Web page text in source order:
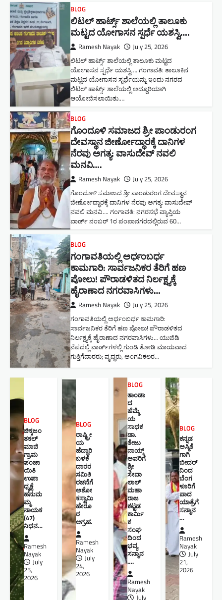
BLOG
ಲಿಟಲ್ ಹಾರ್ಟ್ಸ್ ಶಾಲೆಯಲ್ಲಿ ತಾಲೂಕು
ಮಟ್ಟದ ಯೋಗಾಸನ ಸ್ಪರ್ಧೆ ಯಶಸ್ವಿ….
Ramesh Nayak July 25, 2026
ಲಿಟಲ್ ಹಾರ್ಟ್ಸ್ ಶಾಲೆಯಲ್ಲಿ ತಾಲೂಕು ಮಟ್ಟದ
ಯೋಗಾಸನ ಸ್ಪರ್ಧೆ ಯಶಸ್ವಿ…. ಗಂಗಾವತಿ: ತಾಲೂಕಿನ
ಮಟ್ಟದ ಯೋಗಾಸನ ಸ್ಪರ್ಧೆಯನ್ನು ಇಂದು ನಗರದ
ಲಿಟಲ್ ಹಾರ್ಟ್ಸ್ ಶಾಲೆಯಲ್ಲಿ ಅದ್ದೂರಿಯಾಗಿ
ಆಯೋಜಿಸಲಾಯಿತು.…
BLOG
ಗೊಂದೂಳಿ ಸಮಾಜದ ಶ್ರೀ ಪಾಂಡುರಂಗ
ದೇವಸ್ಥಾನ ಜೀರ್ಣೋದ್ಧಾರಕ್ಕೆ ದಾನಿಗಳ
ನೆರವು ಅಗತ್ಯ: ವಾಸುದೇವ್ ನವಲಿ
ಮನವಿ​….
Ramesh Nayak July 25, 2026
ಗೊಂದೂಳಿ ಸಮಾಜದ ಶ್ರೀ ಪಾಂಡುರಂಗ ದೇವಸ್ಥಾನ
ಜೀರ್ಣೋದ್ಧಾರಕ್ಕೆ ದಾನಿಗಳ ನೆರವು ಅಗತ್ಯ: ವಾಸುದೇವ್
ನವಲಿ ಮನವಿ​…. ಗಂಗಾವತಿ: ​ನಗರಸಭೆ ವ್ಯಾಪ್ತಿಯ
ವಾರ್ಡ್ ನಂಬರ್ 1ರ ಪಂಪಾನಗರದಲ್ಲಿರುವ 60…
BLOG
ಗಂಗಾವತಿಯಲ್ಲಿ ಅರ್ಧಂಬರ್ಧ
ಕಾಮಗಾರಿ: ಸಾರ್ವಜನಿಕರ ತೆರಿಗೆ ಹಣ
ಪೋಲು! ಪೌರಾಡಳಿತದ ನಿರ್ಲಕ್ಷ್ಯಕ್ಕೆ
ಹೈರಾಣಾದ ನಗರವಾಸಿಗಳು​…
Ramesh Nayak July 25, 2026
ಗಂಗಾವತಿಯಲ್ಲಿ ಅರ್ಧಂಬರ್ಧ ಕಾಮಗಾರಿ:
ಸಾರ್ವಜನಿಕರ ತೆರಿಗೆ ಹಣ ಪೋಲು! ಪೌರಾಡಳಿತದ
ನಿರ್ಲಕ್ಷ್ಯಕ್ಕೆ ಹೈರಾಣಾದ ನಗರವಾಸಿಗಳು​… ಯುಜಿಡಿ
ನೆಪದಲ್ಲಿ ವಾರ್ಡ್‌ಗಳಲ್ಲಿ ಗುಂಡಿ ತೋಡಿ ಮಾಯವಾದ
ಗುತ್ತಿಗೆದಾರರು; ವೃದ್ಧರು, ಅಂಗವಿಕಲರ…
BLOG
ಚಿಕ್ಕಜಂ
ತಕಲ್
ಮಾಜಿ
ಗ್ರಾಮ
ಪಂಚಾ
ಯಿತಿ
ಉಪಾ
ಧ್ಯಕ್ಷೆ
ಹನುಮ
ಮ್ಮ
ನಾಯಕ
(47)
ನಿಧನ…
Ramesh
Nayak
July
25,
2026
BLOG
ರಾಷ್ಟ್ರೀ
ಯ
ಹೆದ್ದಾರಿ
ಬಳಕೆ
ದಾರರ
ಸಮಿತಿ
ರಚನೆಗೆ
ಅಶೋ
ಕಸ್ವಾಮಿ
ಹೇರೂ
ರ
ಆಗ್ರಹ.
Ramesh
Nayak
July
24,
2026
BLOG
ತಾಂಡಾ
ದ
ಹೆಮ್ಮೆ
ಯ
ಸಾಧಕ
ಡಾ.
ತೇಜು
ನಾಯ್ಕ್
ಅವರಿಗೆ
ಶ್ರೀ
ಸೇವಾ
ಲಾಲ್
ಮಹಾ
ರಾಜ
ಕಟ್ಟಡ
ಕಾರ್ಮಿ
ಕ
ಸಂಘ
ದಿಂದ
ಭವ್ಯ
ಸನ್ಮಾನ
….
Ramesh
Nayak
July
BLOG
ಕನ್ನಡ
ಅಸ್ಮಿತೆ
ಗಾಗಿ
ಬೀದರ್
ನಿಂದ
ಬೆಂಗ
ಳೂರಿಗೆ
ಪಾದ
ಯಾತ್ರೆಗೆ
ಸನ್ಮಾನ
…
Ramesh
Nayak
July
21,
2026